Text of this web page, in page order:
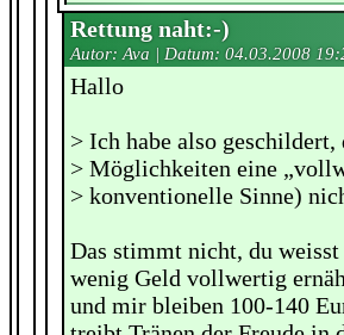
Rettung naht:-)
Autor: Ava | Datum: 04.03.2008
Hallo
> Ich habe also
> Möglichkeiten eine
> konventionelle Sinne)
Das stimmt nicht, du
wenig Geld vollwertig
und mir bleiben 100-140